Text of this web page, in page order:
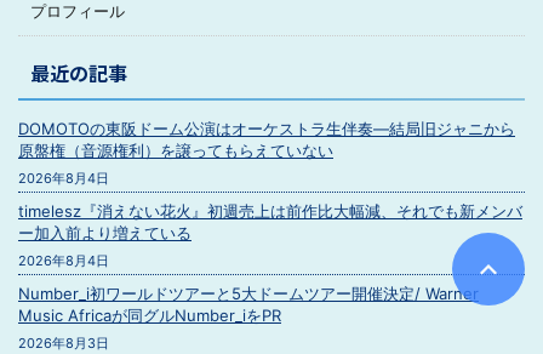
プロフィール
最近の記事
DOMOTOの東阪ドーム公演はオーケストラ生伴奏―結局旧ジャニから
原盤権（音源権利）を譲ってもらえていない
2026年8月4日
timelesz『消えない花火』初週売上は前作比大幅減、それでも新メンバ
ー加入前より増えている
2026年8月4日
Number_i初ワールドツアーと5大ドームツアー開催決定/ Warner
Music Africaが同グルNumber_iをPR
2026年8月3日